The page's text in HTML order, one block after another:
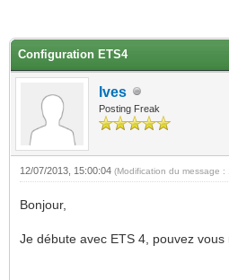
Configuration ETS4
Ives
Posting Freak
12/07/2013, 15:00:04 (Modification du message
Bonjour,
Je débute avec ETS 4, pouvez